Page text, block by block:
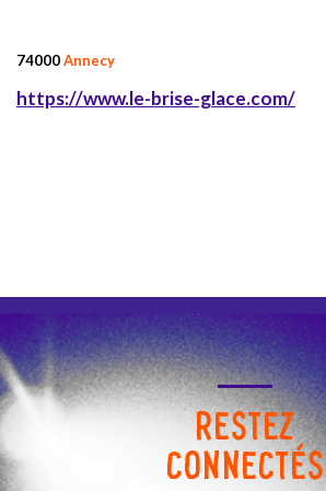
74000Annecy
https://www.le-brise-glace.com/
RESTEZ
CONNECTÉS